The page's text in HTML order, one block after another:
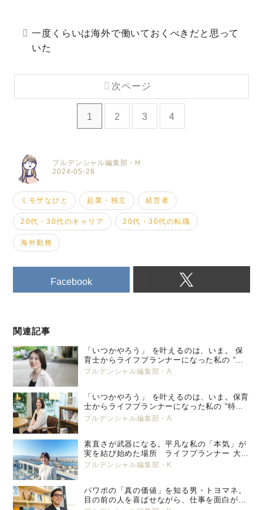
一度くらいは海外で働いておくべきだと思って
いた
1 2 3 4
次ページ
2024-05-28
プルデンシャル編集部・H
ミモザなひと 起業・独立 経営者
20代・30代のキャリア 20代・30代の転職
海外勤務
Facebook
関連記事
「いつかやろう」 を叶えるのは、いま。 保
育士からライフプランナーになった私の “特
別養子縁組” という選択。 プルデンシャル
プルデンシャル編集部・A
「いつかやろう」 を叶えるのは、いま。保育
士からライフプランナーになった私の “特別
養子縁組” という選択。 プルデンシャル生
プルデンシャル編集部・A
素直さが武器になる。平凡な私の「本気」が
実を結び始めた場所 ライフプランナー 大塚
美那
プルデンシャル編集部・K
パワポの「真の価値」を知る男・トヨマネ。
目の前の人を喜ばせながら、仕事を面白がっ